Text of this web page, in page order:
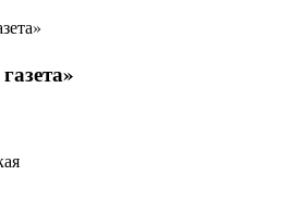
газета»